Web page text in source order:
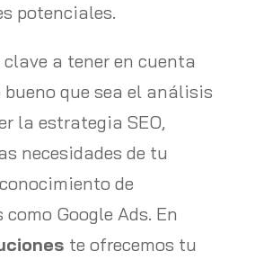
potenciales.
a tener en cuenta
bueno que sea el análisis
la estrategia SEO,
necesidades de tu
de
Google Ads. En
te ofrecemos tu